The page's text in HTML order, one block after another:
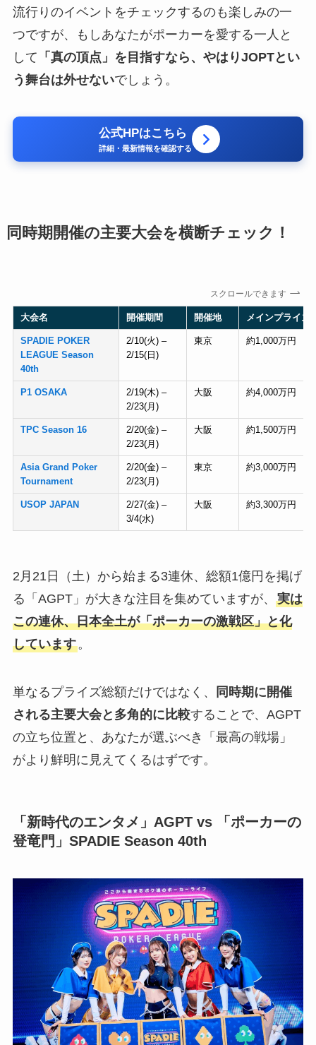
流行りのイベントをチェックするのも楽しみの一
つですが、もしあなたがポーカーを愛する一人と
して 「真の頂点」を目指すなら、やはりJOPTとい
う舞台は外せないでしょう。
公式HPはこちら
詳細・最新情報を確認する
同時期開催の主要大会を横断チェック！
スクロールできます
大会名 開催期間 開催地 メインプライズ
SPADIE POKER
LEAGUE Season
40th
2/10(火) –
2/15(日)
東京 約1,000万円
P1 OSAKA
2/19(木) –
2/23(月)
大阪 約4,000万円
TPC Season 16
2/20(金) –
2/23(月)
大阪 約1,500万円
Asia Grand Poker
Tournament
2/20(金) –
2/23(月)
東京 約3,000万円
USOP JAPAN
2/27(金) –
3/4(水)
大阪 約3,300万円
2月21日（土）から始まる3連休、総額1億円を掲げ
る「AGPT」が大きな注目を集めていますが、 実は
この連休、日本全土が「ポーカーの激戦区」と化
しています。
単なるプライズ総額だけではなく、
同時期に開催
される主要大会と多角的に比較することで、AGPT
の立ち位置と、あなたが選ぶべき「最高の戦場」
がより鮮明に見えてくるはずです。
「新時代のエンタメ」AGPT vs 「ポーカーの
登竜門」SPADIE Season 40th